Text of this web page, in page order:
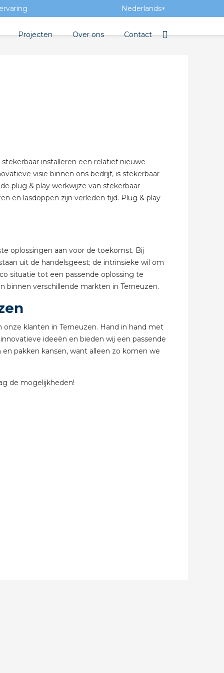
installeren een relatief nieuwe
visie binnen ons bedrijf, is stekerbaar
plug & play werkwijze van stekerbaar
en lasdoppen zijn verleden tijd. Plug & play
oplossingen aan voor de toekomst. Bij
uit de handelsgeest; de intrinsieke wil om
situatie tot een passende oplossing te
verschillende markten in Terneuzen.
klanten in Terneuzen. Hand in hand met
ideeën en bieden wij een passende
pakken kansen, want alleen zo komen we
de mogelijkheden!
Nederlands ▼
Projecten Over ons
Nieuws
Contact